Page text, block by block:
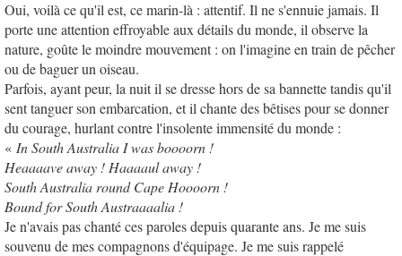
Oui, voilà ce qu'il est, ce marin-là : attentif. Il ne s'ennuie jamais. Il
porte une attention effroyable aux détails du monde, il observe la
nature, goûte le moindre mouvement : on l'imagine en train de pêcher
ou de baguer un oiseau.
Parfois, ayant peur, la nuit il se dresse hors de sa bannette tandis qu'il
sent tanguer son embarcation, et il chante des bêtises pour se donner
du courage, hurlant contre l'insolente immensité du monde :
« In South Australia I was boooorn !
Heaaaave away ! Haaaaul away !
South Australia round Cape Hoooorn !
Bound for South Austraaaalia !
Je n'avais pas chanté ces paroles depuis quarante ans. Je me suis
souvenu de mes compagnons d'équipage. Je me suis rappelé